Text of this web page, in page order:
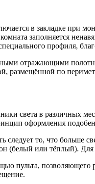
в закладке при
заполняется
профиля,
отражающими
размещённой по
света в различных
оформления
то, что больше
(белый или тёплый).
позволяющего